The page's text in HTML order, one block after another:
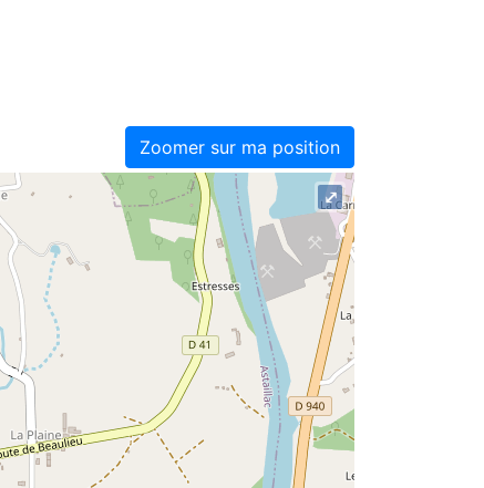
Zoomer sur ma position
⤢